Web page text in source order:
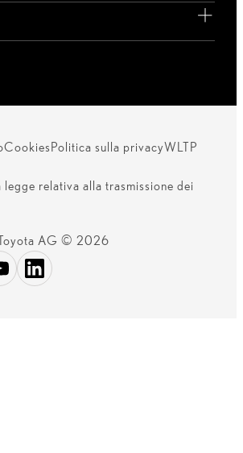
Cookies Politica sulla privacyWLTP
legge relativa alla trasmissione dei
AG © 2026